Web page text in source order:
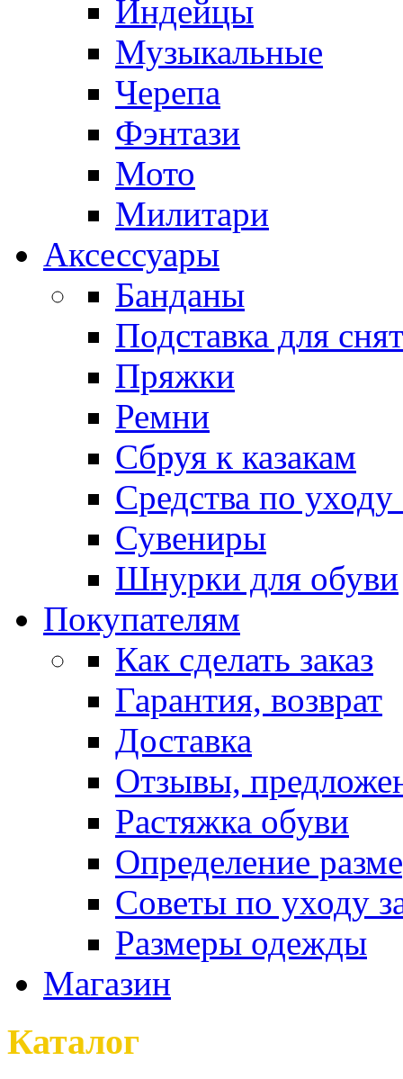
Индейцы
Музыкальные
Черепа
Фэнтази
Мото
Милитари
Аксессуары
Банданы
Подставка для
Пряжки
Ремни
Сбруя к казакам
Средства по
Сувениры
Шнурки для обуви
Покупателям
Как сделать заказ
Гарантия, возврат
Доставка
Отзывы,
Растяжка обуви
Определение
Советы по уходу
Размеры одежды
Магазин
Каталог